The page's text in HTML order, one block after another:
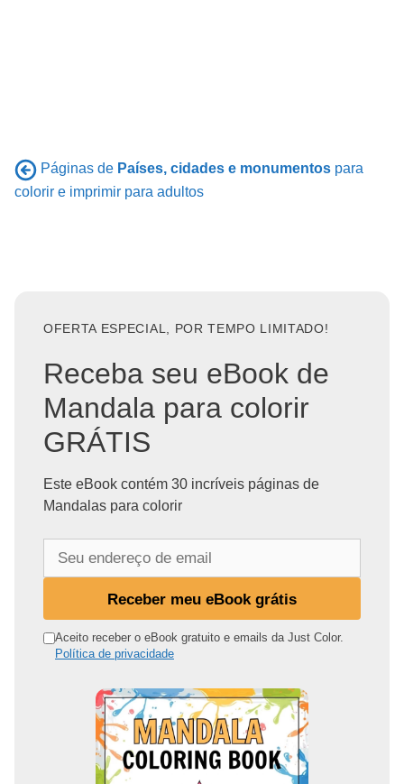
Páginas de Países, cidades e monumentos para
colorir e imprimir para adultos
OFERTA ESPECIAL, POR TEMPO LIMITADO!
Receba seu eBook de
Mandala para colorir
GRÁTIS
Este eBook contém 30 incríveis páginas de
Mandalas para colorir
n
Receber meu eBook grátis
Aceito receber o eBook gratuito e emails da Just Color.
Política de privacidade